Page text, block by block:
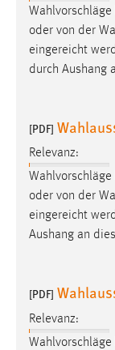
oder von der
eingereicht
durch Aushang
[PDF]
Relevanz:
oder von der
eingereicht
Aushang an
[PDF]
Relevanz:
Zweck:
Wird
Cookie
Jahre,
Login
Name:
fe_user,
einloggen
Cookie
24 Stunden